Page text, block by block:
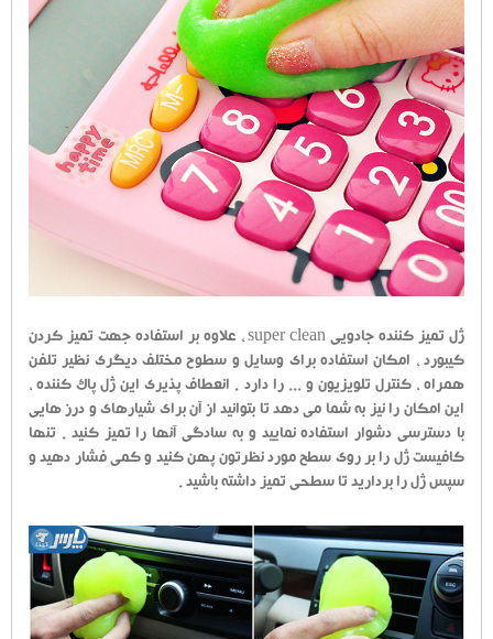
ژل تمیز کننده جادویی super clean ، علاوه بر استفاده جهت تمیز کردن
کیبورد ، امکان استفاده برای وسایل و سطوح مختلف دیگری نظیر تلفن
همراه ، کنترل تلویزیون و ... را دارد . انعطاف پذیری این ژل پاک کننده ،
این امکان را نیز به شما می دهد تا بتوانید از آن برای شیارهای و درز هایی
با دسترسی دشوار استفاده نمایید و به سادگی آنها را تمیز کنید . تنها
کافیست ژل را بر روی سطح مورد نظرتون پهن کنید و کمی فشار دهید و
سپس ژل را بردارید تا سطحی تمیز داشته باشید .